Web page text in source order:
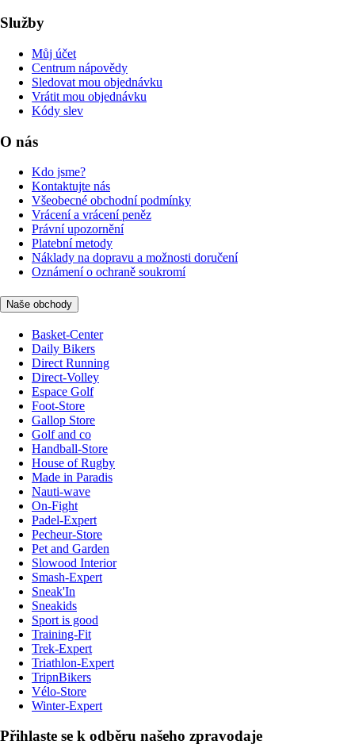
Služby
Můj účet
Centrum nápovědy
Sledovat mou objednávku
Vrátit mou objednávku
Kódy slev
O nás
Kdo jsme?
Kontaktujte nás
Všeobecné obchodní podmínky
Vrácení a vrácení peněz
Právní upozornění
Platební metody
Náklady na dopravu a možnosti doručení
Oznámení o ochraně soukromí
Naše obchody
Basket-Center
Daily Bikers
Direct Running
Direct-Volley
Espace Golf
Foot-Store
Gallop Store
Golf and co
Handball-Store
House of Rugby
Made in Paradis
Nauti-wave
On-Fight
Padel-Expert
Pecheur-Store
Pet and Garden
Slowood Interior
Smash-Expert
Sneak'In
Sneakids
Sport is good
Training-Fit
Trek-Expert
Triathlon-Expert
TripnBikers
Vélo-Store
Winter-Expert
Přihlaste se k odběru našeho zpravodaje